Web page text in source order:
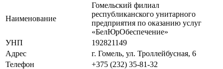
Наименование
Гомельский филиал
республиканского унитарного
предприятия по оказанию услуг
«БелЮрОбеспечение»
УНП
192821149
Адрес
г. Гомель, ул. Троллейбусная, 6
Телефон
+375 (232) 35-81-32